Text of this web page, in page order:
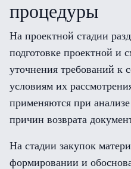
процедуры
На проектной стадии
подготовке проектной и
уточнения требований к
условиям их
применяются при
причин возврата
На стадии закупок
формировании и